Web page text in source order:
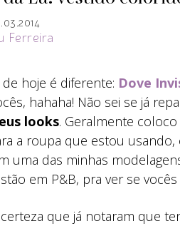
Ferreira
hoje é diferente: Dove
hahaha! Não sei se já
looks. Geralmente
a roupa que estou usando,
uma das minhas
em P&B, pra ver se
que já notaram que